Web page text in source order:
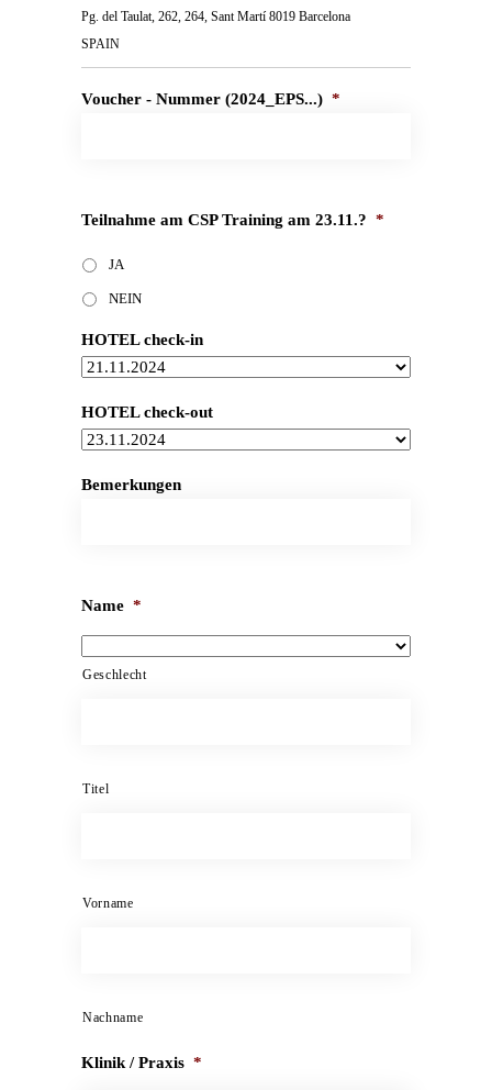
Pg. del Taulat, 262, 264, Sant Martí 8019 Barcelona
SPAIN
Voucher - Nummer (2024_EPS...) *
Teilnahme am CSP Training am 23.11.? *
JA
NEIN
HOTEL check-in
HOTEL check-out
Bemerkungen
Name *
Geschlecht
Titel
Vorname
Nachname
Klinik / Praxis *